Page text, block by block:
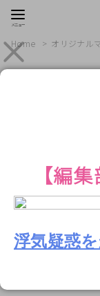
Home オリジナル
取りな夫の
ラ…！
【PR】
【編
浮気疑惑